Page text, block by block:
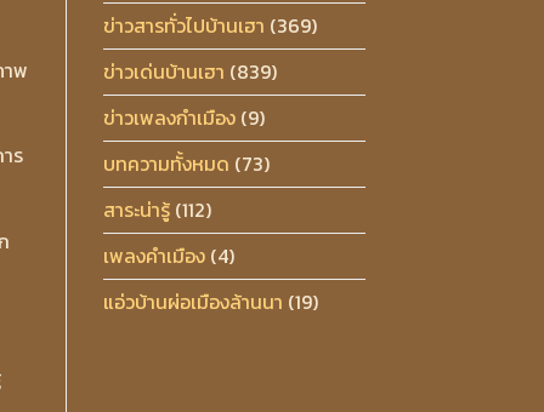
พ
ร
ข่าวสารทั่วไปบ้านเฮา (369)
ข่าวเด่นบ้านเฮา (839)
ข่าวเพลงกำเมือง(9)
บทความทั้งหมด (73)
สาระน่ารู้(112)
เพลงคำเมือง(4)
แอ่วบ้านผ่อเมืองล้านนา (19)